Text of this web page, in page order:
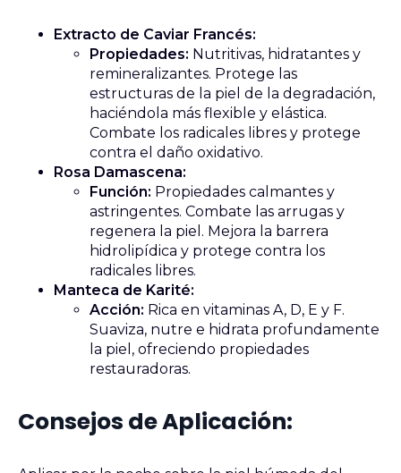
Extracto de Caviar Francés:
Propiedades: Nutritivas, hidratantes y
remineralizantes. Protege las
estructuras de la piel de la degradación,
haciéndola más flexible y elástica.
Combate los radicales libres y protege
contra el daño oxidativo.
Rosa Damascena:
Función: Propiedades calmantes y
astringentes. Combate las arrugas y
regenera la piel. Mejora la barrera
hidrolipídica y protege contra los
radicales libres.
Manteca de Karité:
Acción: Rica en vitaminas A, D, E y F.
Suaviza, nutre e hidrata profundamente
la piel, ofreciendo propiedades
restauradoras.
Consejos de Aplicación: